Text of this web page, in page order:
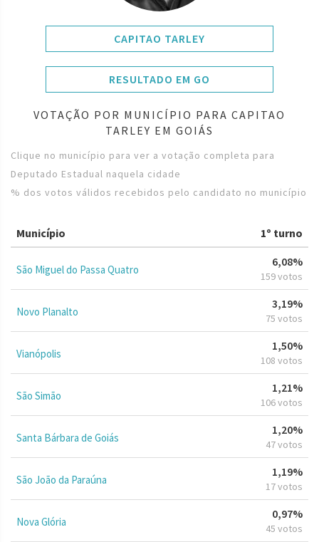
CAPITAO TARLEY
RESULTADO EM GO
VOTAÇÃO POR MUNICÍPIO PARA CAPITAO
TARLEY EM GOIÁS
Clique no município para ver a votação completa para
Deputado Estadual naquela cidade
% dos votos válidos recebidos pelo candidato no município
Município 1º turno
São Miguel do Passa Quatro
6,08%
159 votos
Novo Planalto
3,19%
75 votos
Vianópolis
1,50%
108 votos
São Simão
1,21%
106 votos
Santa Bárbara de Goiás
1,20%
47 votos
São João da Paraúna
1,19%
17 votos
Nova Glória
0,97%
45 votos